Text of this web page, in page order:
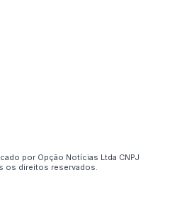
por Opção Notícias Ltda CNPJ
os direitos reservados.